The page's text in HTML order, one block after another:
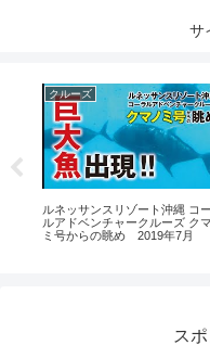
サ
クルーズ
ルネッサンスリゾート沖縄 コーラ
ルアドベンチャークルーズ ク
ミ号からの眺め 2019年7月
ス